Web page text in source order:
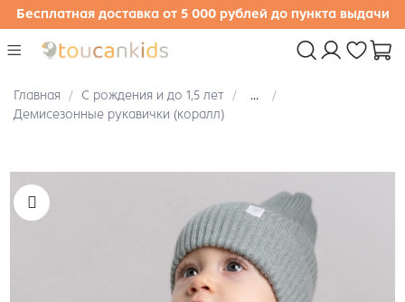
Бесплатная доставка от 5 000 рублей до пункта выдачи
Главная С рождения и до 1,5 лет
...
Демисезонные рукавички (коралл)